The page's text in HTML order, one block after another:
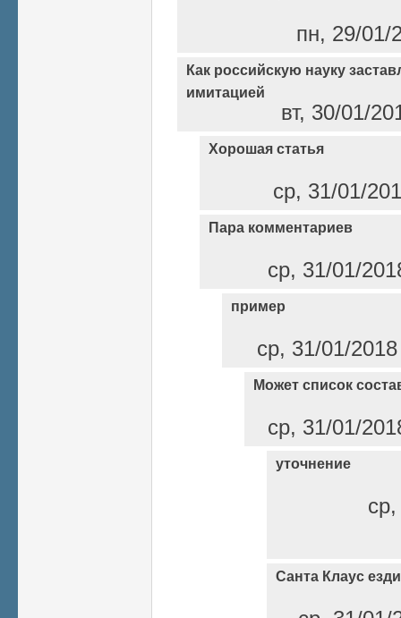
пн, 29/
Как российскую науку
имитацией
вт, 30/01/
Хорошая статья
ср, 31/01/
Пара комментариев
ср, 31/01/
пример
ср, 31/01/
Может список
ср, 31/01/
уточнение
Санта Клаус